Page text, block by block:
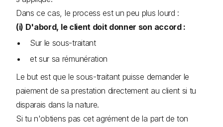
Dans ce cas, le process est un peu plus lourd :
(i) D'abord, le client doit donner son accord :
Sur le sous-traitant
et sur sa rémunération
Le but est que le sous-traitant puisse demander le
paiement de sa prestation directement au client si tu
disparais dans la nature.
Si tu n'obtiens pas cet agrément de la part de ton